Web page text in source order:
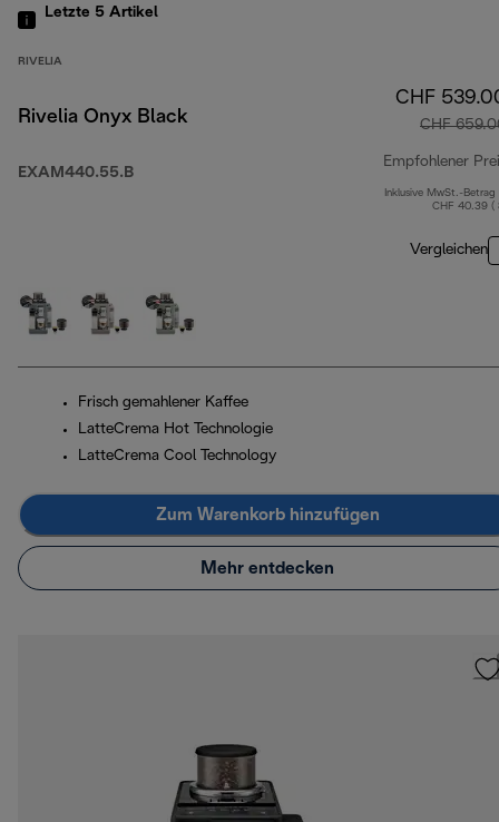
Letzte 5 Artikel
RIVELIA
Rivelia Onyx Black
EXAM440.55.B
CHF
CHF
Empfohlener
Inklusive MwSt.-Betrag
CHF 40.39 (
Vergleichen
Frisch gemahlener Kaffee
LatteCrema Hot Technologie
LatteCrema Cool Technology
Zum Warenkorb hinzufügen
Mehr entdecken